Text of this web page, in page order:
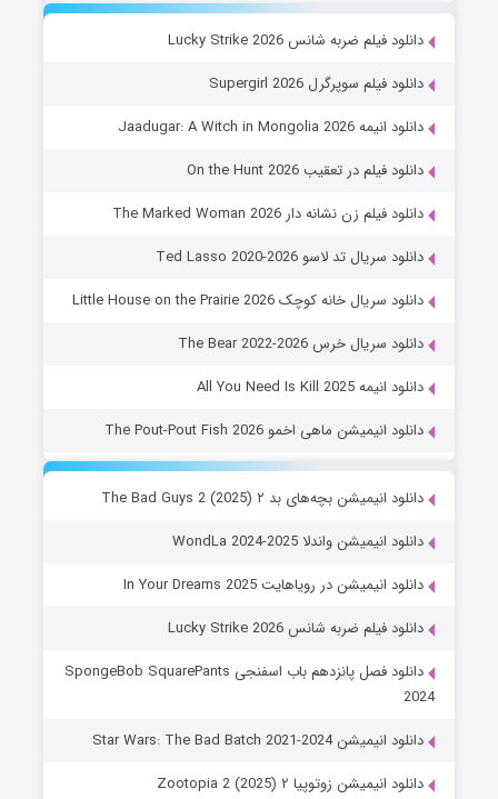
دانلود فیلم ضربه شانس Lucky Strike 2026
دانلود فیلم سوپرگرل Supergirl 2026
دانلود انیمه Jaadugar: A Witch in Mongolia 2026
دانلود فیلم در تعقیب On the Hunt 2026
دانلود فیلم زن نشانه دار The Marked Woman 2026
دانلود سریال تد لاسو Ted Lasso 2020-2026
دانلود سریال خانه کوچک Little House on the Prairie 2026
دانلود سریال خرس The Bear 2022-2026
دانلود انیمه All You Need Is Kill 2025
دانلود انیمیشن ماهی اخمو The Pout-Pout Fish 2026
دانلود انیمیشن بچه‌های بد ۲ The Bad Guys 2 (2025)
دانلود انیمیشن واندلا WondLa 2024-2025
دانلود انیمیشن در رویاهایت In Your Dreams 2025
دانلود فیلم ضربه شانس Lucky Strike 2026
دانلود فصل پانزدهم باب اسفنجی SpongeBob SquarePants
2024
دانلود انیمیشن Star Wars: The Bad Batch 2021-2024
دانلود انیمیشن زوتوپیا ۲ Zootopia 2 (2025)